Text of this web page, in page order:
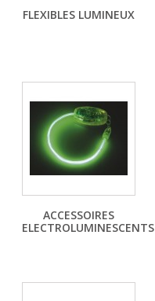
FLEXIBLES LUMINEUX
ACCESSOIRES
ELECTROLUMINESCENTS